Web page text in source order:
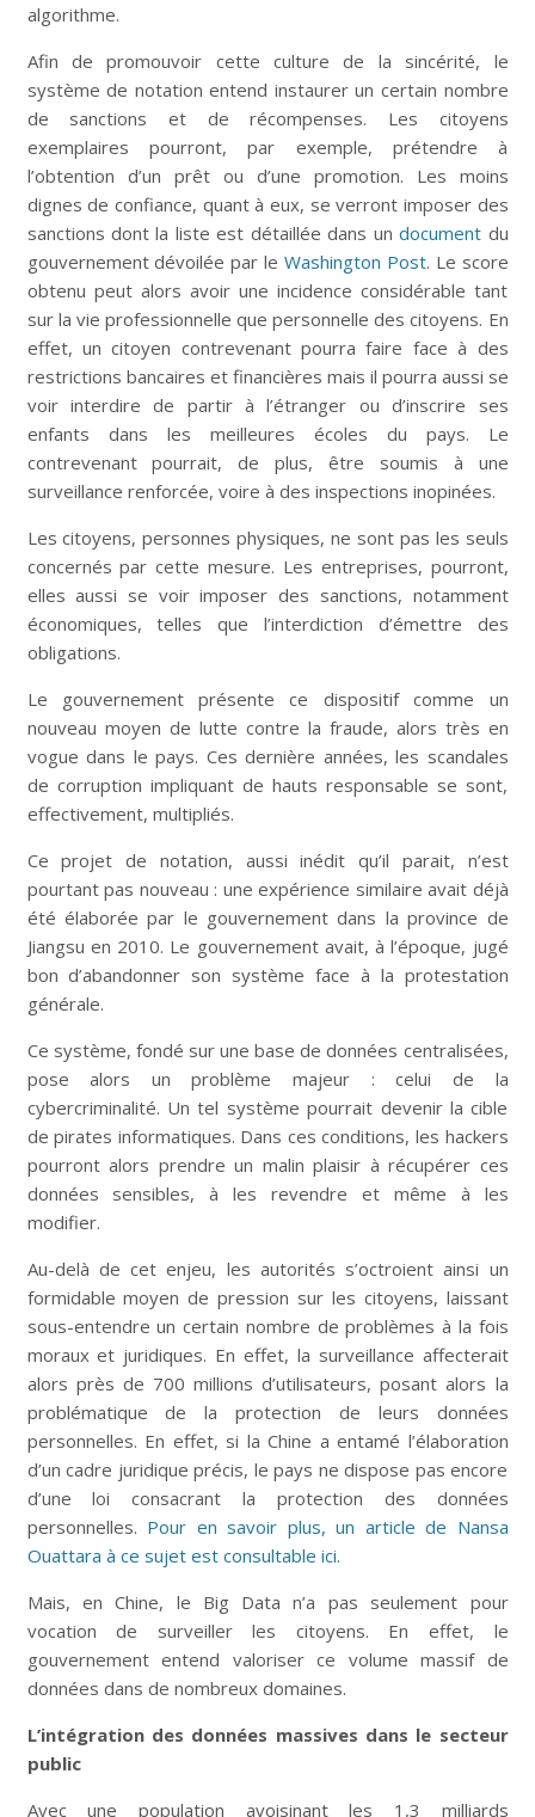
algorithme.
Afin de promouvoir cette culture de la sincérité, le
système de notation entend instaurer un certain nombre
de sanctions et de récompenses. Les citoyens
exemplaires pourront, par exemple, prétendre à
l’obtention d’un prêt ou d’une promotion. Les moins
dignes de confiance, quant à eux, se verront imposer des
sanctions dont la liste est détaillée dans undocument du
gouvernement dévoilée par le Washington Post. Le score
obtenu peut alors avoir une incidence considérable tant
sur la vie professionnelle que personnelle des citoyens. En
effet, un citoyen contrevenant pourra faire face à des
restrictions bancaires et financières mais il pourra aussi se
voir interdire de partir à l’étranger ou d’inscrire ses
enfants dans les meilleures écoles du pays. Le
contrevenant pourrait, de plus, être soumis à une
surveillance renforcée, voire à des inspections inopinées.
Les citoyens, personnes physiques, ne sont pas les seuls
concernés par cette mesure. Les entreprises, pourront,
elles aussi se voir imposer des sanctions, notamment
économiques, telles que l’interdiction d’émettre des
obligations.
Le gouvernement présente ce dispositif comme un
nouveau moyen de lutte contre la fraude, alors très en
vogue dans le pays. Ces dernière années, les scandales
de corruption impliquant de hauts responsable se sont,
effectivement, multipliés.
Ce projet de notation, aussi inédit qu’il parait, n’est
pourtant pas nouveau : une expérience similaire avait déjà
été élaborée par le gouvernement dans la province de
Jiangsu en 2010. Le gouvernement avait, à l’époque, jugé
bon d’abandonner son système face à la protestation
générale.
Ce système, fondé sur une base de données centralisées,
pose alors un problème majeur : celui de la
cybercriminalité. Un tel système pourrait devenir la cible
de pirates informatiques. Dans ces conditions, les hackers
pourront alors prendre un malin plaisir à récupérer ces
données sensibles, à les revendre et même à les
modifier.
Au-delà de cet enjeu, les autorités s’octroient ainsi un
formidable moyen de pression sur les citoyens, laissant
sous-entendre un certain nombre de problèmes à la fois
moraux et juridiques. En effet, la surveillance affecterait
alors près de 700 millions d’utilisateurs, posant alors la
problématique de la protection de leurs données
personnelles. En effet, si la Chine a entamé l’élaboration
d’un cadre juridique précis, le pays ne dispose pas encore
d’une loi consacrant la protection des données
personnelles. Pour en savoir plus, un article de Nansa
Ouattara à ce sujet est consultable ici.
Mais, en Chine, le Big Data n’a pas seulement pour
vocation de surveiller les citoyens. En effet, le
gouvernement entend valoriser ce volume massif de
données dans de nombreux domaines.
L’intégration des données massives dans le secteur
public
Avec une population avoisinant les 1,3 milliards